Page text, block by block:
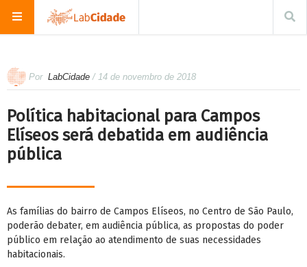
Por LabCidade / 14 de novembro de 2018
Política habitacional para Campos
Elíseos será debatida em audiência
pública
As famílias do bairro de Campos Elíseos, no Centro de São Paulo,
poderão debater, em audiência pública, as propostas do poder
público em relação ao atendimento de suas necessidades
habitacionais.